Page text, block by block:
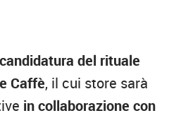
del rituale
Caffè, il cui store sarà
in collaborazione con